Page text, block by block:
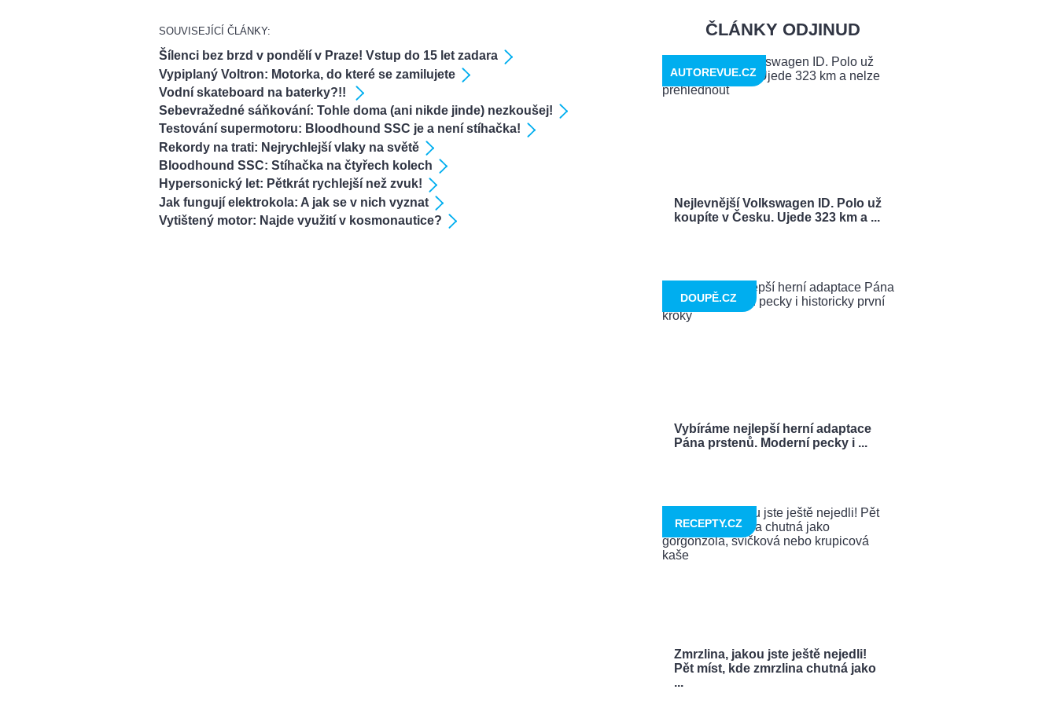
SOUVISEJÍCÍ ČLÁNKY:
Šílenci bez brzd v pondělí v Praze! Vstup do 15 let zadara
Vypiplaný Voltron: Motorka, do které se zamilujete
Vodní skateboard na baterky?!!
Sebevražedné sáňkování: Tohle doma (ani nikde jinde) nezkoušej!
Testování supermotoru: Bloodhound SSC je a není stíhačka!
Rekordy na trati: Nejrychlejší vlaky na světě
Bloodhound SSC: Stíhačka na čtyřech kolech
Hypersonický let: Pětkrát rychlejší než zvuk!
Jak fungují elektrokola: A jak se v nich vyznat
Vytištený motor: Najde využití v kosmonautice?
ČLÁNKY ODJINUD
Nejlevnější Volkswagen ID. Polo už
koupíte v Česku. Ujede 323 km a ...
AUTOREVUE.CZ
Vybíráme nejlepší herní adaptace
Pána prstenů. Moderní pecky i ...
DOUPĚ.CZ
Zmrzlina, jakou jste ještě nejedli!
Pět míst, kde zmrzlina chutná jako
...
RECEPTY.CZ